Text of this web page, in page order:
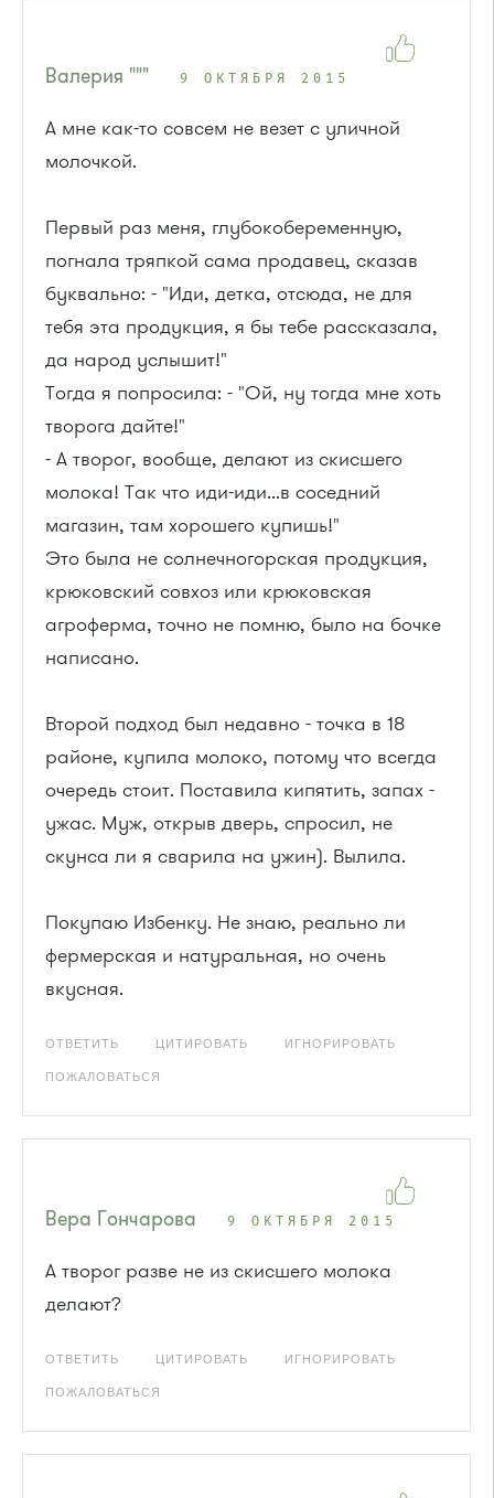
Валерия """ 9 ОКТЯБРЯ 2015
А мне как-то совсем не везет с уличной
молочкой.
Первый раз меня, глубокобеременную,
погнала тряпкой сама продавец, сказав
буквально: - "Иди, детка, отсюда, не для
тебя эта продукция, я бы тебе рассказала,
да народ услышит!"
Тогда я попросила: - "Ой, ну тогда мне хоть
творога дайте!"
- А творог, вообще, делают из скисшего
молока! Так что иди-иди...в соседний
магазин, там хорошего купишь!"
Это была не солнечногорская продукция,
крюковский совхоз или крюковская
агроферма, точно не помню, было на бочке
написано.
Второй подход был недавно - точка в 18
районе, купила молоко, потому что всегда
очередь стоит. Поставила кипятить, запах -
ужас. Муж, открыв дверь, спросил, не
скунса ли я сварила на ужин). Вылила.
Покупаю Избенку. Не знаю, реально ли
фермерская и натуральная, но очень
вкусная.
ОТВЕТИТЬ ЦИТИРОВАТЬ ИГНОРИРОВАТЬ
ПОЖАЛОВАТЬСЯ
Вера Гончарова 9 ОКТЯБРЯ 2015
А творог разве не из скисшего молока
делают?
ОТВЕТИТЬ ЦИТИРОВАТЬ ИГНОРИРОВАТЬ
ПОЖАЛОВАТЬСЯ